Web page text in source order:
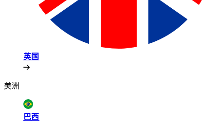
英国​​
美洲​​
巴西​​